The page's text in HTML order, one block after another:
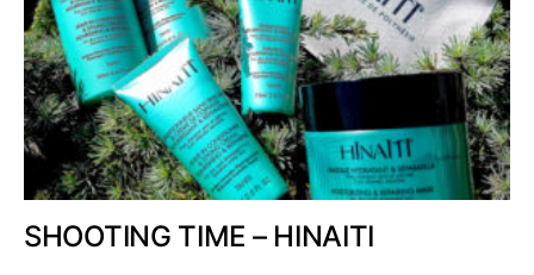
SHOOTING TIME – HINAITI